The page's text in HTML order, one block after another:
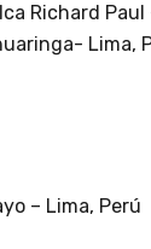
Richard Paul
Lima,
– Lima, Perú